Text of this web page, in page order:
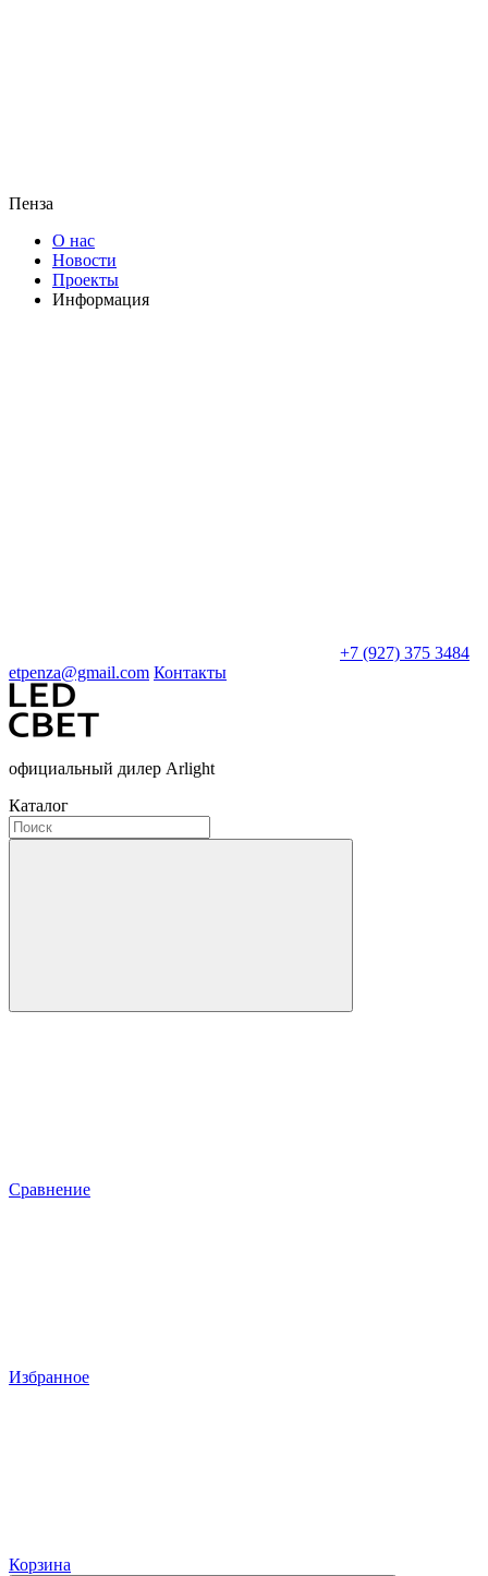
Пенза
О нас
Новости
Проекты
Информация
+7 (927) 375 3484
etpenza@gmail.com Контакты
официальный дилер Arlight
Каталог
Сравнение
Избранное
Корзина